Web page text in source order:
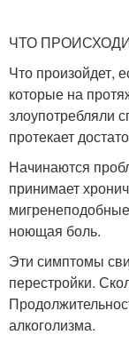
ЧТО
Что произойдет,
которые на
злоупотребляли
протекает
Начинаются
принимает
ноющая боль.
Эти симптомы
перестройки.
алкоголизма.